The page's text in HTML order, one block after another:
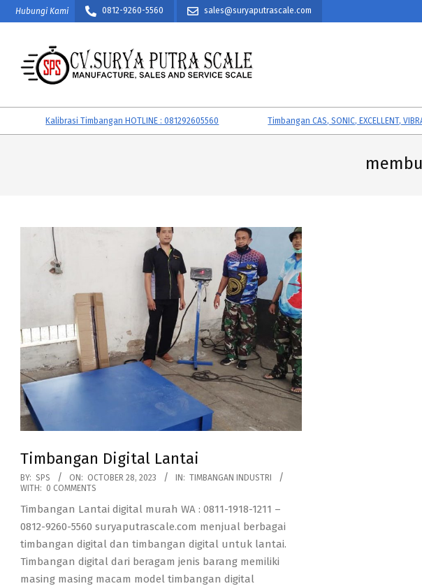
Skip
to
Hubungi Kami 0812-9260-5560 sales@suryaputrascale.com
CV.
SURYA
Kalibrasi Timbangan HOTLINE : 081292605560 Timbangan CAS, SONIC, EXCELLENT, VIBRA, MK-
Timbangan Digital Lantai
2023-
10-
28
BY: SPS ON: OCTOBER 28, 2023 IN: TIMBANGAN INDUSTRI
WITH: 0 COMMENTS
Timbangan Lantai digital murah WA : 0811-1918-1211 –
0812-9260-5560 suryaputrascale.com menjual berbagai
timbangan digital dan timbangan digital untuk lantai.
Timbangan digital dari beragam jenis barang memiliki
masing masing macam model timbangan digital